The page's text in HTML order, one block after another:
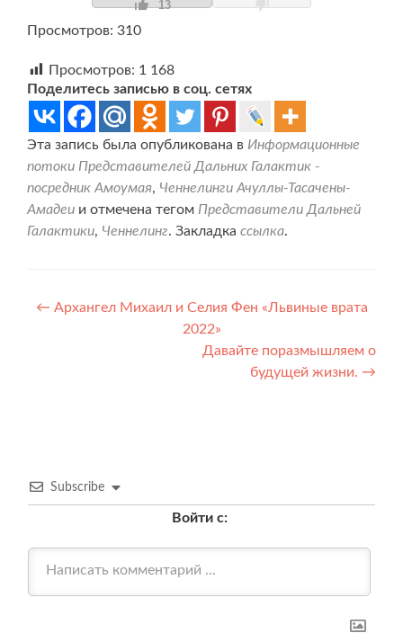
13
Просмотров: 310
Просмотров: 1 168
Поделитесь записью в соц. сетях
Эта запись была опубликована в Информационные
потоки Представителей Дальних Галактик -
посредник Амоумая, Ченнелинги Ачуллы-Тасачены-
Амадеи и отмечена тегом Представители Дальней
Галактики, Ченнелинг. Закладка ссылка.
Навигация
← Архангел Михаил и Селия Фен «Львиные врата
2022»
Давайте поразмышляем о
будущей жизни. →
Subscribe
Войти с: